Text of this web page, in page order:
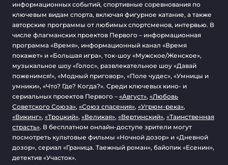
информационных событий, спортивные соревнования по
ключевым видам спорта, включая фигурное катание, а также
авторские программы от любимых спортсменов, интервью. В
числе флагманских проектов Первого – информационная
программа «Время», информационный канал «Время
покажет» и «Большая игра», ток-шоу «Мужское/Женское»,
музыкальное шоу «Голос», развлекательное шоу «Давай
поженимся!», «Модный приговор», «Поле чудес», «Умницы и
умники», «Что? Где? Когда?». Среди ключевых кино- и
сериальных проектов Первого – «Август», «Любовь
Советского Союза», «Союз спасения», «Угрюм-река»,
«Викинг», «Троцкий», «Великая», «Вертинский», «Таинственная
страсть». В бесплатном онлайн-доступе зрители могут
посмотреть культовые фильмы «Ночной дозор» и «Дневной
дозор», сериал «Граница. Таежный роман», байопик «Есенин»,
детектив «Участок».